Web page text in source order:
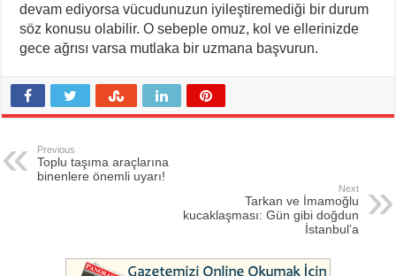
devam ediyorsa vücudunuzun iyileştiremediği bir durum
söz konusu olabilir. O sebeple omuz, kol ve ellerinizde
gece ağrısı varsa mutlaka bir uzmana başvurun.
Previous
Toplu taşıma araçlarına
binenlere önemli uyarı!
Next
Tarkan ve İmamoğlu
kucaklaşması: Gün gibi doğdun
İstanbul’a